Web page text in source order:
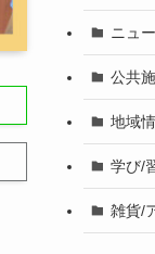
ニュ
公共
地域
学び/
雑貨/